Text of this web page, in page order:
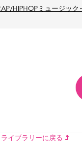
HIPHOPミュージッ
イブラリーに戻る